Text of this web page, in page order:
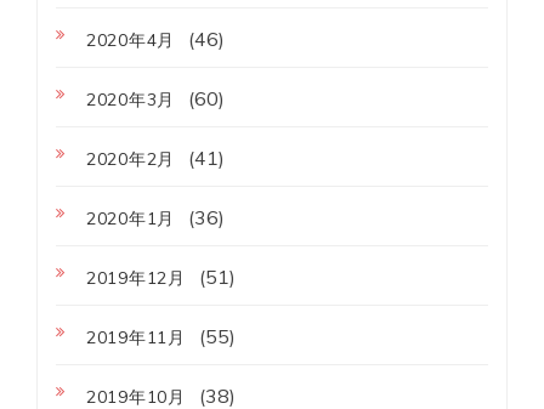
2020年4月 (46)
2020年3月 (60)
2020年2月 (41)
2020年1月 (36)
2019年12月 (51)
2019年11月 (55)
2019年10月 (38)